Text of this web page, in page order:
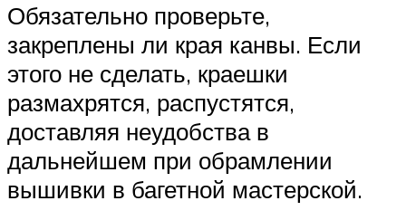
Обязательно проверьте,
закреплены ли края канвы. Если
этого не сделать, краешки
размахрятся, распустятся,
доставляя неудобства в
дальнейшем при обрамлении
вышивки в багетной мастерской.